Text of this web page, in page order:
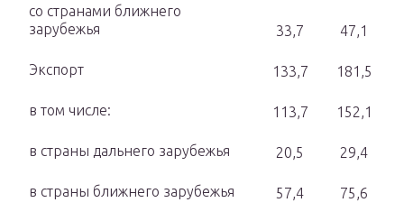
со странами ближнего
зарубежья
Экспорт
в том числе:
в страны дальнего зарубежья
в страны ближнего зарубежья
33,7
133,7
113,7
20,5
57,4
47,1
181,5
152,1
29,4
75,6